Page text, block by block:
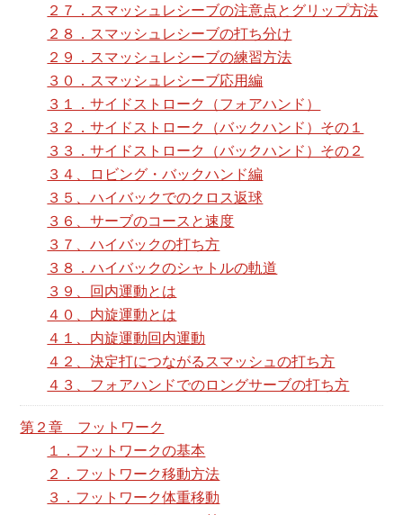
２７．スマッシュレシーブの注意点とグリップ方法
２８．スマッシュレシーブの打ち分け
２９．スマッシュレシーブの練習方法
３０．スマッシュレシーブ応用編
３１．サイドストローク（フォアハンド）
３２．サイドストローク（バックハンド）その１
３３．サイドストローク（バックハンド）その２
３４、ロビング・バックハンド編
３５、ハイバックでのクロス返球
３６、サーブのコースと速度
３７、ハイバックの打ち方
３８．ハイバックのシャトルの軌道
３９、回内運動とは
４０、内旋運動とは
４１、内旋運動回内運動
４２、決定打につながるスマッシュの打ち方
４３、フォアハンドでのロングサーブの打ち方
第２章 フットワーク
１．フットワークの基本
２．フットワーク移動方法
３．フットワーク体重移動